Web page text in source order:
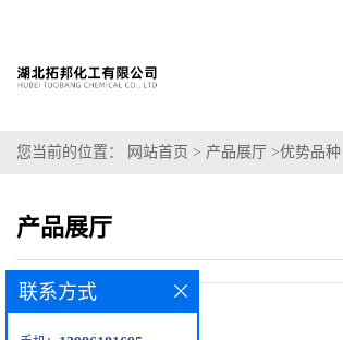
您当前的位置： 网站首页 > 产品展厅 >优势品种
产品展厅
联系方式